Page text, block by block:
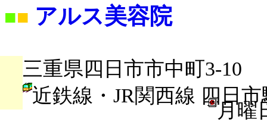
■■ アルス美容院
三重県四日市市中町3-10
近鉄線・JR関西線 四日市
月曜